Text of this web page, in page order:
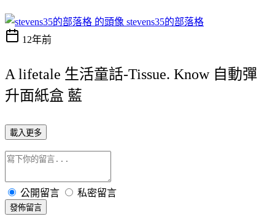
stevens35的部落格
12年前
A lifetale 生活童話-Tissue. Know 自動彈
升面紙盒 藍
載入更多
公開留言 私密留言
發佈留言